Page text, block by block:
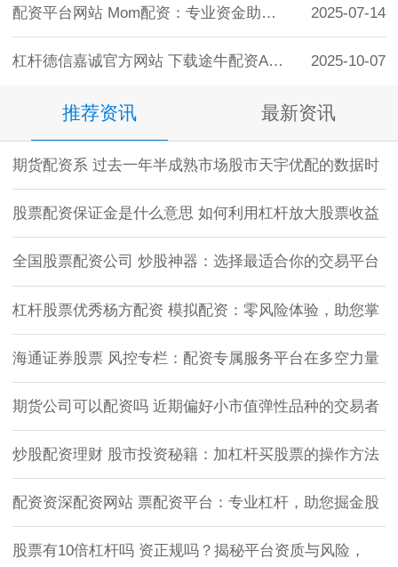
配资平台网站 Mom配资：专业资金助力， 2025-07-14
杠杆德信嘉诚官方网站 下载途牛配资APP 2025-10-07
推荐资讯 最新资讯
期货配资系 过去一年半成熟市场股市天宇优配的数据时
股票配资保证金是什么意思 如何利用杠杆放大股票收益
全国股票配资公司 炒股神器：选择最适合你的交易平台
杠杆股票优秀杨方配资 模拟配资：零风险体验，助您掌
海通证券股票 风控专栏：配资专属服务平台在多空力量
期货公司可以配资吗 近期偏好小市值弹性品种的交易者
炒股配资理财 股市投资秘籍：加杠杆买股票的操作方法
配资资深配资网站 票配资平台：专业杠杆，助您掘金股
股票有10倍杠杆吗 资正规吗？揭秘平台资质与风险，